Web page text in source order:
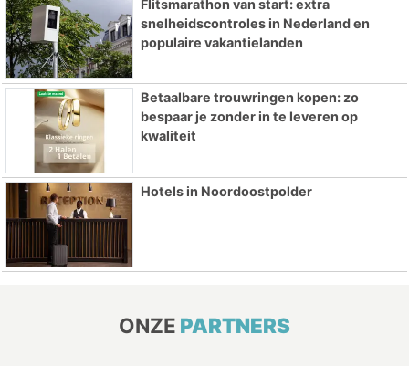
Flitsmarathon van start: extra
snelheidscontroles in Nederland en
populaire vakantielanden
Betaalbare trouwringen kopen: zo
bespaar je zonder in te leveren op
kwaliteit
Hotels in Noordoostpolder
ONZE PARTNERS